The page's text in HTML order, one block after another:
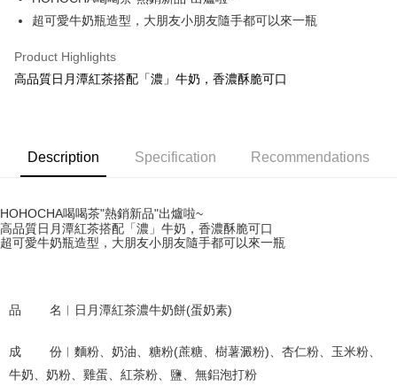
Google Pay
ATM Transfer
NT$70/order | Free shipping on orders of NT$1,000 or more
付款後全家取貨
NT$70/order | Free shipping on orders of NT$1,000 or more
7-11取貨付款
NT$70/order | Free shipping on orders of NT$1,000 or more
宅配
NT$120/order | Free shipping on orders of NT$1,500 or more
超可愛牛奶瓶造型，大朋友小朋友隨手都可以來一瓶
Product Highlights
高品質日月潭紅茶搭配「濃」牛奶，香濃酥脆可口
Description Specification Recommendations
HOHOCHA喝喝茶"熱銷新品"出爐啦~
高品質日月潭紅茶搭配「濃」牛奶，香濃酥脆可口
超可愛牛奶瓶造型，大朋友小朋友隨手都可以來一瓶
品        名︱日月潭紅茶濃牛奶餅(蛋奶素)
成        份︱麵粉、奶油、糖粉(蔗糖、樹薯澱粉)、杏仁粉、玉米粉、
牛奶、奶粉、雞蛋、紅茶粉、鹽、無鋁泡打粉